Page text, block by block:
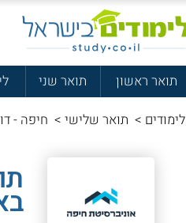
תואר ראשון תואר שני
לימודים > תואר שלישי > חיפה -